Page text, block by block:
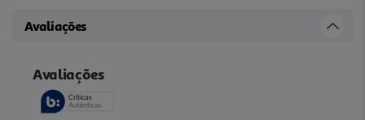
Avaliações